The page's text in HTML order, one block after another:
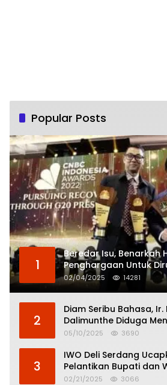
Popular Posts
1
Beredar Isu, Benarkah
Penghargaan Untuk
02/04/2025 14281
2
Diam Seribu Bahasa, Ir.
Dalimunthe Diduga
Pertanggungjawaban
05/10/2025 3690
3
IWO Deli Serdang
Pelantikan Bupati dan
Serdang
02/21/2025 3066